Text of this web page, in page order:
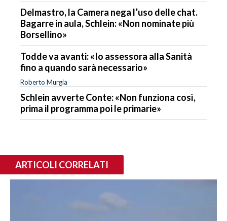
Delmastro, la Camera nega l’uso delle chat.
Bagarre in aula, Schlein: «Non nominate più
Borsellino»
Todde va avanti: «Io assessora alla Sanità
fino a quando sarà necessario»
Roberto Murgia
Schlein avverte Conte: «Non funziona così,
prima il programma poi le primarie»
ARTICOLI CORRELATI